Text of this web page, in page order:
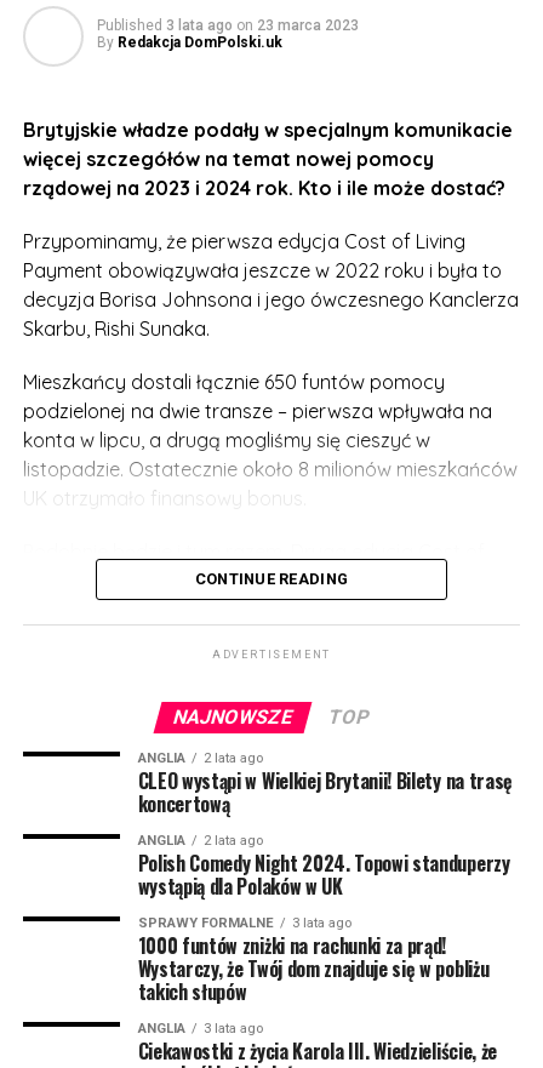
Co do innych punktów ogłaszanego niebawem
podatków. Dyskutowane są także zmiany w podatku
dochodowym, ubezpieczeniu społecznym, podatku od
spadków i podatkach od działalności gospodarczej.
Published 3 lata ago on 23 marca 2023
By Redakcja DomPolski.uk
Brytyjskie władze podały w specjalnym komunikacie
więcej szczegółów na temat nowej pomocy
rządowej na 2023 i 2024 rok. Kto i ile może dostać?
Przypominamy, że pierwsza edycja Cost of Living
Payment obowiązywała jeszcze w 2022 roku i była to
decyzja Borisa Johnsona i jego ówczesnego Kanclerza
Skarbu, Rishi Sunaka.
Mieszkańcy dostali łącznie 650 funtów pomocy
podzielonej na dwie transze – pierwsza wpływała na
konta w lipcu, a drugą mogliśmy się cieszyć w
listopadzie. Ostatecznie około 8 milionów mieszkańców
UK otrzymało finansowy bonus.
Living Payment została oficjalnie zatwierdzona, a
Osoby pobierające benefity wypłacane na podstawie
wczesną wiosną 2023. Będzie to kwota 301 funtów.
Następna transza będzie wypłacana jesienią 2023 i
tym razem otrzymamy 300 funtów. Z kolei wiosną 2024
roku mieszkańcy mogą liczyć na kolejny bonus – tym
razem 299 funtów.
Z jednej strony wiadomość, że władze planują pomoc
w wysokości aż 900 funtów może cieszyć. Z drugiej
strony jej podzielenie aż na trzy transze oznacza, że
więcej pomocy w 2023 roku raczej nie będzie.
Przynajmniej nie dla osób pobierających Universal
CONTINUE READING
ADVERTISEMENT
NAJNOWSZE TOP
ANGLIA 2 lata ago
CLEO wystąpi w Wielkiej Brytanii! Bilety na trasę
koncertową
ANGLIA 2 lata ago
Polish Comedy Night 2024. Topowi standuperzy
wystąpią dla Polaków w UK
SPRAWY FORMALNE 3 lata ago
1000 funtów zniżki na rachunki za prąd!
Wystarczy, że Twój dom znajduje się w pobliżu
takich słupów
ANGLIA 3 lata ago
Ciekawostki z życia Karola III. Wiedzieliście, że